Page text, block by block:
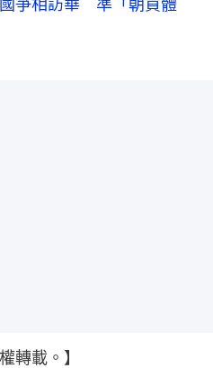
轉載。】